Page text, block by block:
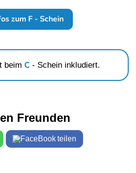
zum F - Schein
beim C - Schein inkludiert.
Freunden
teilen